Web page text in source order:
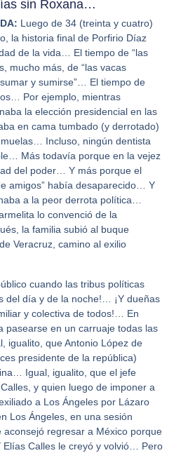
Luego de 34 (treinta y cuatro)
la historia final de Porfirio Díaz
de la vida… El tiempo de “las
mucho más, de “las vacas
y sumirse”… El tiempo de
Por ejemplo, mientras
la elección presidencial en las
en cama tumbado (y derrotado)
Incluso, ningún dentista
Más todavía porque en la vejez
del poder… Y más porque el
amigos” había desaparecido… Y
a la peor derrota política…
lo convenció de la
la familia subió al buque
Veracruz, camino al exilio
cuando las tribus políticas
del día y de la noche!… ¡Y dueñas
y colectiva de todos!… En
pasearse en un carruaje todas las
igualito, que Antonio López de
presidente de la república)
Igual, igualito, que el jefe
y quien luego de imponer a
a Los Ángeles por Lázaro
Los Ángeles, en una sesión
aconsejó regresar a México porque
Calles le creyó y volvió… Pero